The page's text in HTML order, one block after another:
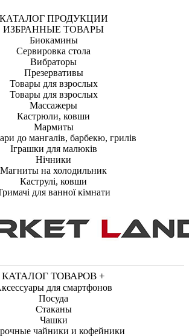
КАТАЛОГ ПРОДУКЦИИ
ИЗБРАННЫЕ ТОВАРЫ
Биокамины
Сервировка стола
Вибраторы
Презервативы
Товары для взрослых
Товары для взрослых
Массажеры
Кастрюли, ковши
Мармиты
до мангалів, барбекю, грилів
Іграшки для малюків
Нічники
Магниты на холодильник
Каструлі, ковши
для ванної кімнати
КАТАЛОГ ТОВАРОВ +
для смартфонов
Посуда
Стаканы
Чашки
чайники и кофейники